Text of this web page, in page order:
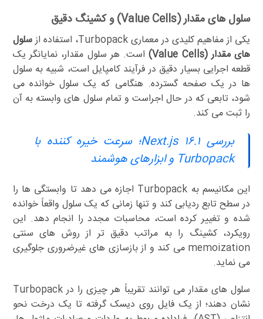
سلول های مقدار (Value Cells) و کشینگ دقیق
یکی از مفاهیم کلیدی در معماری Turbopack، استفاده از
سلول
های مقدار (Value Cells)
است. هر سلول مقدار، نمایانگر یک
قطعه اجرایی بسیار دقیق در فرآیند کامپایل است، شبیه به سلول
ها در یک صفحه گسترده. هنگامی که یک سلول خوانده می
شود، تابعی که در حال اجراست و تمام سلول های وابسته به آن
را ثبت می کند.
بررسی Next.js ۱۶.۱؛ سرعت خیره کننده با
Turbopack و ابزارهای هوشمند
این مکانیسم به Turbopack اجازه می دهد تا وابستگی ها را
در سطح تابع ردیابی کند و تنها زمانی که یک سلول واقعاً خوانده
شده و تغییر کرده است، محاسبات مجدد را انجام دهد. این
رویکرد، کشینگ را به مراتب دقیق تر از روش های سنتی
memoization می کند و از بازسازی های غیرضروری جلوگیری
می نماید.
سلول های مقدار می توانند تقریباً هر چیزی را در Turbopack
نشان دهند؛ از یک فایل روی دیسک گرفته تا یک درخت نحو